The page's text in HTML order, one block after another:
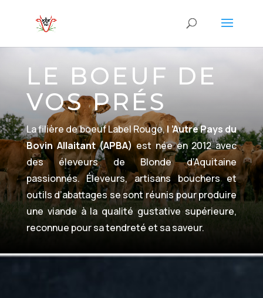
LE BOEUF DE
VOS PRÉS
La filière de boeuf Label Rouge,l ’Autre Pays du
Bovin Allaitant (APBA)est née en 2012 avec
des éleveurs de Blonde d’Aquitaine
passionnés. Éleveurs, artisans bouchers et
outils d’abattages se sont réunis pour produire
une viande à la qualité gustative supérieure,
reconnue pour sa tendreté et sa saveur.